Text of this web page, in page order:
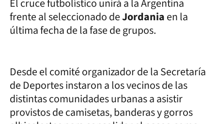
El cruce futbolístico unirá a la Argentina
frente al seleccionado deJordaniaen la
última fecha de la fase de grupos.
Desde el comité organizador de la Secretaría
de Deportes instaron a los vecinos de las
distintas comunidades urbanas a asistir
provistos de camisetas, banderas y gorros